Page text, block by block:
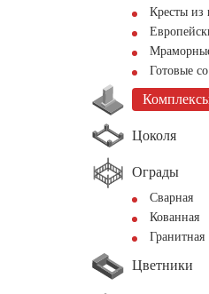
Кресты из
Готовые
Цоколя
Ограды
Сварная
Кованная
Гранитная
Цветники